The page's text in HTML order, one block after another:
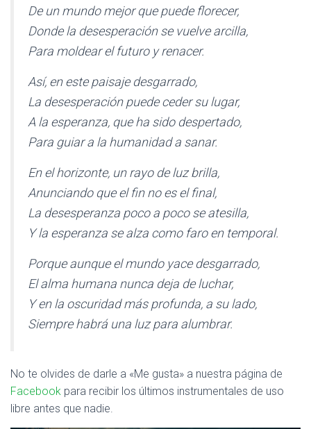
De un mundo mejor que puede florecer,
Donde la desesperación se vuelve arcilla,
Para moldear el futuro y renacer.
Así, en este paisaje desgarrado,
La desesperación puede ceder su lugar,
A la esperanza, que ha sido despertado,
Para guiar a la humanidad a sanar.
En el horizonte, un rayo de luz brilla,
Anunciando que el fin no es el final,
La desesperanza poco a poco se atesilla,
Y la esperanza se alza como faro en temporal.
Porque aunque el mundo yace desgarrado,
El alma humana nunca deja de luchar,
Y en la oscuridad más profunda, a su lado,
Siempre habrá una luz para alumbrar.
No te olvides de darle a «Me gusta» a nuestra página de
Facebook para recibir los últimos instrumentales de uso
libre antes que nadie.